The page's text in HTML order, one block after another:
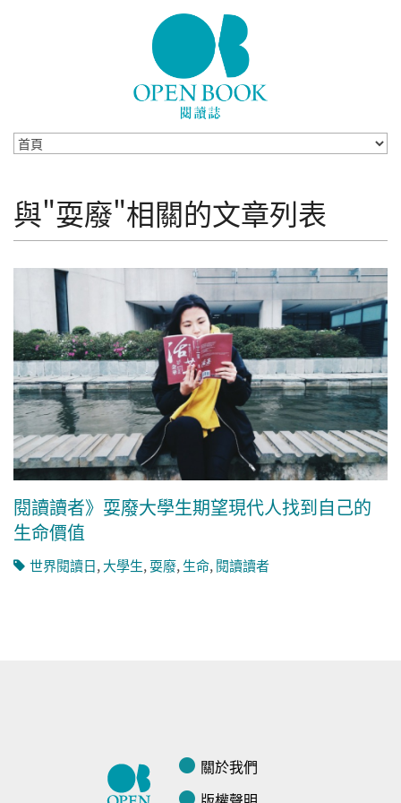
與"耍廢"相關的文章列表
閱讀讀者》耍廢大學生期望現代人找到自己的
生命價值
世界閱讀日,大學生,耍廢,生命,閱讀讀者
關於我們